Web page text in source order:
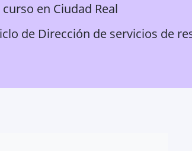
en Ciudad Real
de Dirección de servicios de